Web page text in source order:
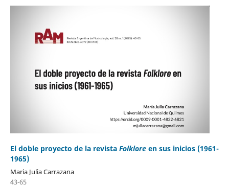
El doble proyecto de la revista Folkloreen sus inicios (1961-
1965)
Maria Julia Carrazana
43-65